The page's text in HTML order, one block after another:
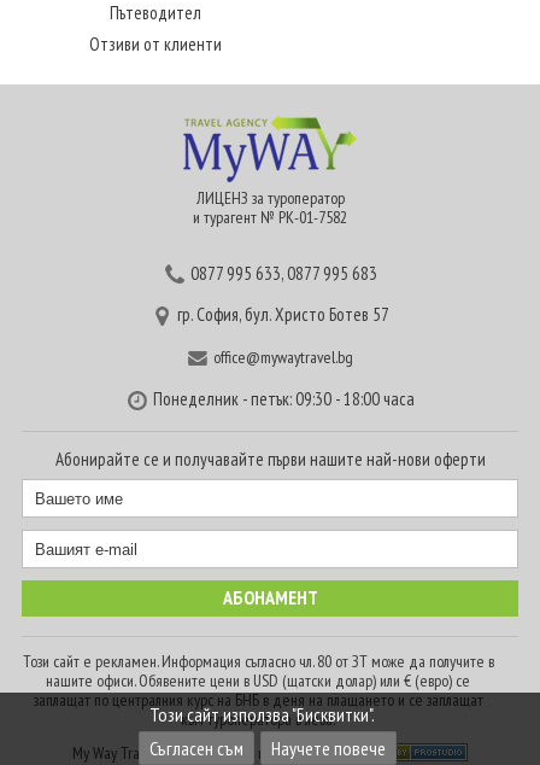
Пътеводител
Отзиви от клиенти
ЛИЦЕНЗ за туроператор
и турагент № РК-01-7582
0877 995 633,0877 995 683
гр. София, бул. Христо Ботев 57
office@mywaytravel.bg
Понеделник - петък: 09:30 - 18:00 часа
Абонирайте се и получавайте първи нашите най-нови оферти
Този сайт е рекламен. Информация съгласно чл. 80 от ЗТ може да получите в
нашите офиси. Обявените цени в USD (щатски долар) или € (евро) се
заплащат по централния курс на БНБ в деня на плащането и се заплащат
към туроператора в лева.
My Way Travel © 2016. Всички права запазени
Този сайт използва "Бисквитки".
Съгласен съм
Научете повече